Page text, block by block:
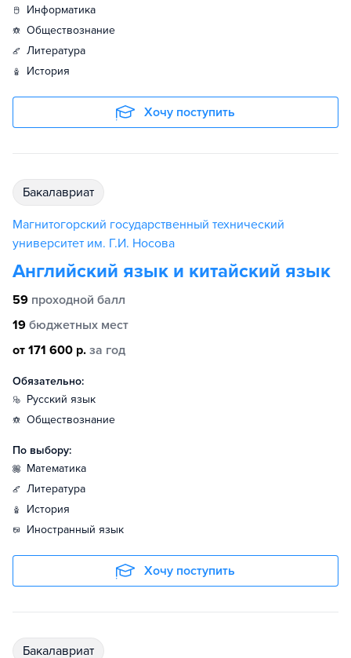
информатика
обществознание
литература
история
Хочу поступить
бакалавриат
Магнитогорский государственный технический
университет им. Г.И. Носова
Английский язык и китайский язык
59 проходной балл
19 бюджетных мест
от 171 600 р. за год
Обязательно:
русский язык
обществознание
По выбору:
математика
литература
история
иностранный язык
Хочу поступить
бакалавриат